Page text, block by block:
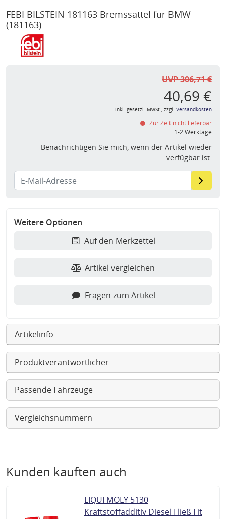
FEBI BILSTEIN 181163 Bremssattel für BMW
(181163)
UVP 306,71 €
40,69 €
inkl. gesetzl. MwSt., zzgl. Versandkosten
Zur Zeit nicht lieferbar
1-2 Werktage
Benachrichtigen Sie mich, wenn der Artikel wieder
verfügbar ist.
Weitere Optionen
Auf den Merkzettel
Artikel vergleichen
Fragen zum Artikel
Artikelinfo
Produktverantwortlicher
Passende Fahrzeuge
Vergleichsnummern
Kunden kauften auch
LIQUI MOLY 5130
Kraftstoffadditiv Diesel Fließ Fit